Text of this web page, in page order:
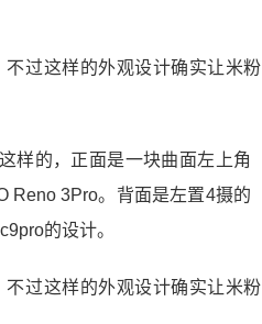
样的，正面是一块曲面左上角
Reno 3Pro。背面是左置4摄的
的设计。